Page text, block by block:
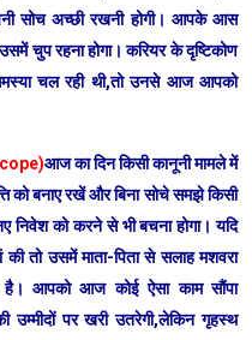
सोच अच्छी रखनी होगी। आपके आस
चुप रहना होगा। करियर के दृष्टिकोण
चल रही थी,तो उनसे आज आपको
आज का दिन किसी कानूनी मामले में
को बनाए रखें और बिना सोचे समझे किसी
को करने से भी बचना होगा। यदि
तो उसमें माता-पिता से सलाह मशवरा
आपको आज कोई ऐसा काम सौंपा
पर खरी उतरेगी,लेकिन गृहस्थ